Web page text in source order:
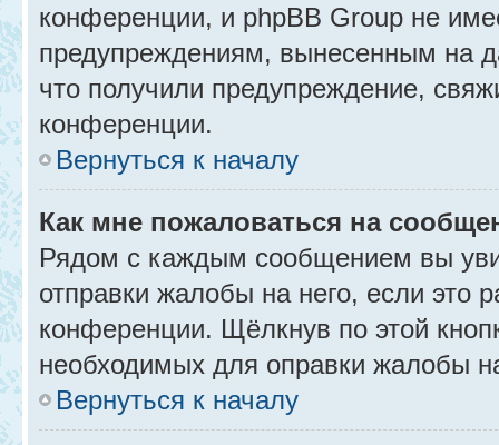
конференции, и phpBB Group не
предупреждениям, вынесенным на
что получили предупреждение,
конференции.
Вернуться к началу
Как мне пожаловаться на
Рядом с каждым сообщением вы
отправки жалобы на него, если это
конференции. Щёлкнув по этой
необходимых для оправки жалобы
Вернуться к началу